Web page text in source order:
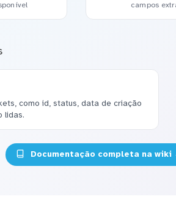
campos
como id, status, data de criação
lidas.
Documentação completa na wiki